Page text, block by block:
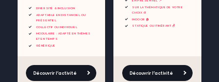
DIVERSITÉ & INCLUSION
ADAPTABLE EN DISTANCIEL OU
PRÉSENTIEL
COLLECTIF OU INDIVIDUEL
MODULAIRE : ADAPTÉ EN THÈMES
ET EN TEMPS
GÉNÉRIQUE
Découvrir l'activité
SUR LA THÉMATIQUE DE VOTRE
CHOIX 🎨
INDOOR 🏠
STATIQUE OU ITINÉRANT 🪑
Découvrir l'activité